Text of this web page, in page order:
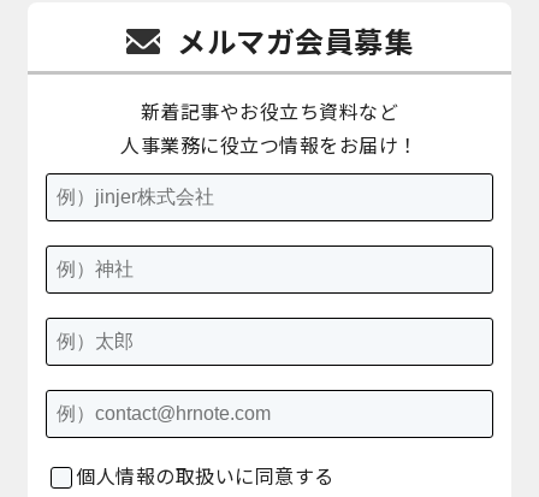
メルマガ会員募集
新着記事やお役立ち資料など
人事業務に役立つ情報をお届け！
個人情報の取扱いに同意する